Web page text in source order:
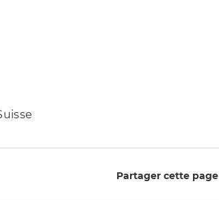
Partager cette page